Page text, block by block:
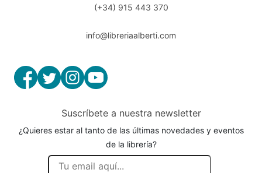
(+34) 915 443 370
info@libreriaalberti.com
Suscríbete a nuestra newsletter
¿Quieres estar al tanto de las últimas novedades y eventos
de la librería?